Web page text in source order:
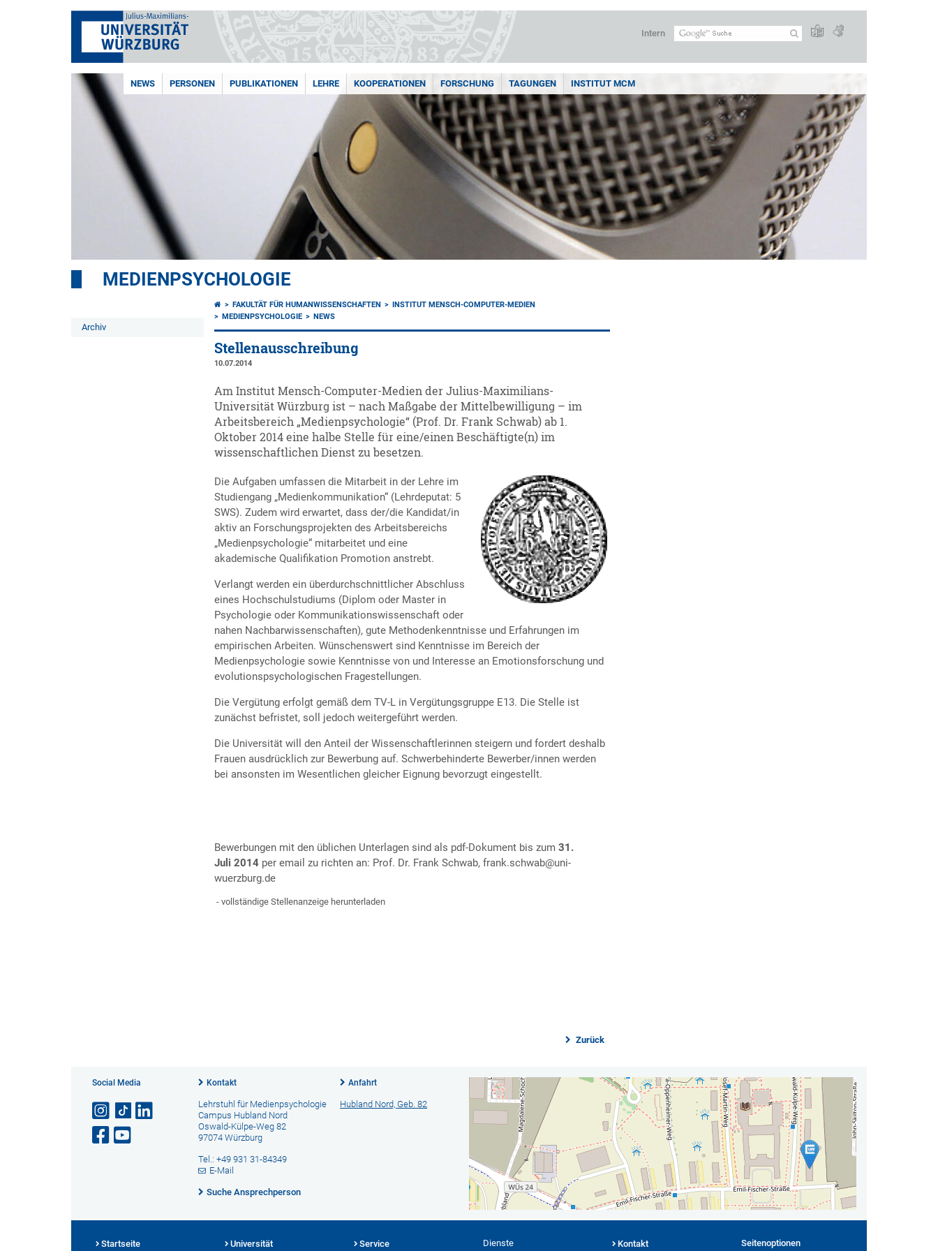
Intern
NEWS PERSONEN PUBLIKATIONEN LEHRE KOOPERATIONEN FORSCHUNG TAGUNGEN INSTITUT MCM
MEDIENPSYCHOLOGIE
Archiv
FAKULTÄT FÜR HUMANWISSENSCHAFTEN
INSTITUT MENSCH-COMPUTER-MEDIEN
MEDIENPSYCHOLOGIE
NEWS
Stellenausschreibung
10.07.2014
Am Institut Mensch-Computer-Medien der Julius-Maximilians-
Universität Würzburg ist – nach Maßgabe der Mittelbewilligung – im
Arbeitsbereich „Medienpsychologie“ (Prof. Dr. Frank Schwab) ab 1.
Oktober 2014 eine halbe Stelle für eine/einen Beschäftigte(n) im
wissenschaftlichen Dienst zu besetzen.
Die Aufgaben umfassen die Mitarbeit in der Lehre im
Studiengang „Medienkommunikation“ (Lehrdeputat: 5
SWS). Zudem wird erwartet, dass der/die Kandidat/in
aktiv an Forschungsprojekten des Arbeitsbereichs
„Medienpsychologie“ mitarbeitet und eine
akademische Qualifikation Promotion anstrebt.
Verlangt werden ein überdurchschnittlicher Abschluss
eines Hochschulstudiums (Diplom oder Master in
Psychologie oder Kommunikationswissenschaft oder
nahen Nachbarwissenschaften), gute Methodenkenntnisse und Erfahrungen im
empirischen Arbeiten. Wünschenswert sind Kenntnisse im Bereich der
Medienpsychologie sowie Kenntnisse von und Interesse an Emotionsforschung und
evolutionspsychologischen Fragestellungen.
Die Vergütung erfolgt gemäß dem TV-L in Vergütungsgruppe E13. Die Stelle ist
zunächst befristet, soll jedoch weitergeführt werden.
Die Universität will den Anteil der Wissenschaftlerinnen steigern und fordert deshalb
Frauen ausdrücklich zur Bewerbung auf. Schwerbehinderte Bewerber/innen werden
bei ansonsten im Wesentlichen gleicher Eignung bevorzugt eingestellt.
Bewerbungen mit den üblichen Unterlagen sind als pdf-Dokument bis zum31 .
Juli 2014 per email zu richten an: Prof. Dr. Frank Schwab, frank.schwab@uni-
wuerzburg.de
- vollständige Stellenanzeige herunterladen
Zurück
Social Media Kontakt
Lehrstuhl für Medienpsychologie
Campus Hubland Nord
Oswald-Külpe-Weg 82
97074 Würzburg
Tel.: +49 931 31-84349
E-Mail
Suche Ansprechperson
Anfahrt
Hubland Nord, Geb. 82
Startseite Universität Service Dienste Kontakt Seitenoptionen